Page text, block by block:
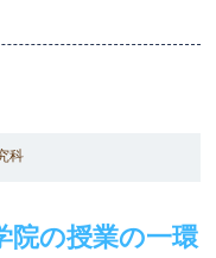
科
院の授業の一環